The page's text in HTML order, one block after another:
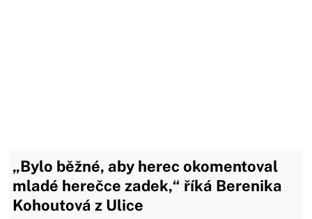
Kohoutová z Ulice
Zpěvačka a herečka Berenika Kohoutová, která si před lety
zahrála v Ulici postavu problémové Markéty Havránkové,